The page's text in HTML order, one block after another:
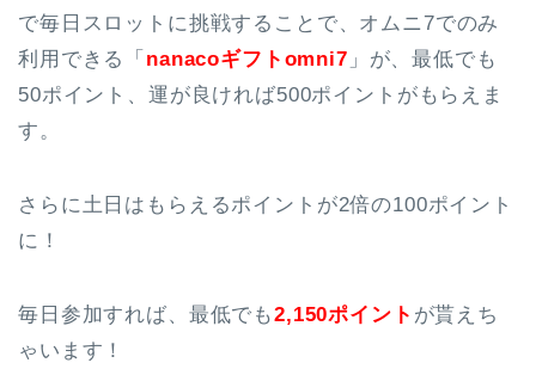
で毎日スロットに挑戦することで、オムニ7でのみ
利用できる「 nanacoギフトomni7 」が、最低でも
50ポイント、運が良ければ500ポイントがもらえま
す。
さらに土日はもらえるポイントが2倍の100ポイント
に！
毎日参加すれば、最低でも2,150ポイント が貰えち
ゃいます！